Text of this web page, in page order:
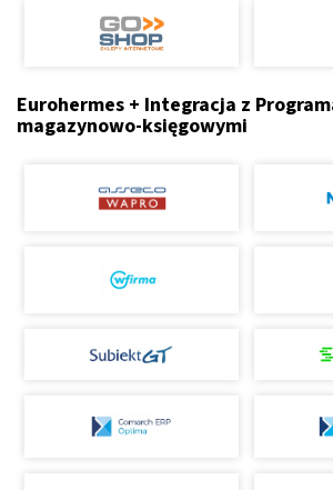
Eurohermes + Integracja z
magazynowo-księgowymi